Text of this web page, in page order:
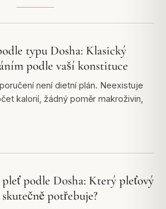
typu Dosha: Klasický
podle vaší konstituce
není dietní plán. Neexistuje
kalorií, žádný poměr makroživin,
podle Dosha: Který pleťový
potřebuje?